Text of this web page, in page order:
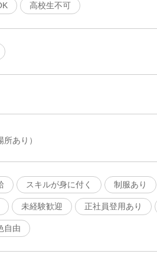
高校生不可
あり）
スキルが身に付く 制服あり
未経験歓迎 正社員登用あり
自由